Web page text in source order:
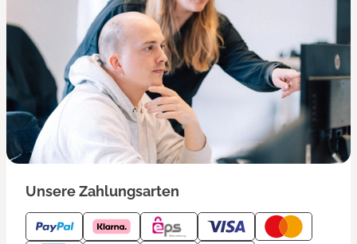
Unsere Zahlungsarten